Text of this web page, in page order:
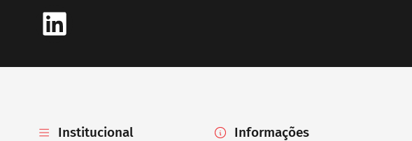
Institucional Informações